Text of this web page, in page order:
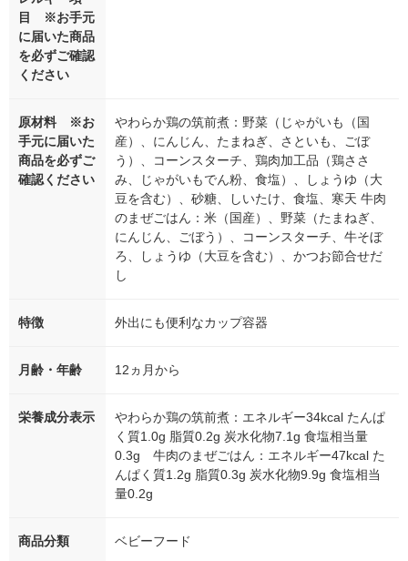
目 ※お手元
に届いた商品
を必ずご確認
ください
原材料 ※お
手元に届いた
商品を必ずご
確認ください
やわらか鶏の筑前煮：野菜（じゃがいも（国
産）、にんじん、たまねぎ、さといも、ごぼ
う）、コーンスターチ、鶏肉加工品（鶏ささ
み、じゃがいもでん粉、食塩）、しょうゆ（大
豆を含む）、砂糖、しいたけ、食塩、寒天 牛肉
のまぜごはん：米（国産）、野菜（たまねぎ、
にんじん、ごぼう）、コーンスターチ、牛そぼ
ろ、しょうゆ（大豆を含む）、かつお節合せだ
し
特徴 外出にも便利なカップ容器
月齢・年齢 12ヵ月から
栄養成分表示
やわらか鶏の筑前煮：エネルギー34kcal たんぱ
く質1.0g 脂質0.2g 炭水化物7.1g 食塩相当量
0.3g 牛肉のまぜごはん：エネルギー47kcal た
んぱく質1.2g 脂質0.3g 炭水化物9.9g 食塩相当
量0.2g
商品分類 ベビーフード